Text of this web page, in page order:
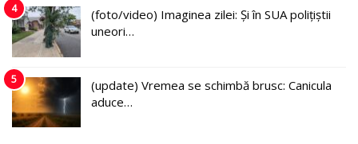
4
(foto/video) Imaginea zilei: Și în SUA polițiștii
uneori…
5
(update) Vremea se schimbă brusc: Canicula
aduce…